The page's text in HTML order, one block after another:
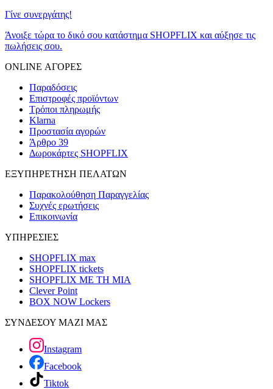
Γίνε συνεργάτης!
Άνοιξε τώρα το δικό σου κατάστημα SHOPFLIX και αύξησε τις
πωλήσεις σου.
ONLINE ΑΓΟΡΕΣ
Παραδόσεις
Επιστροφές προϊόντων
Τρόποι πληρωμής
Klarna
Προστασία αγορών
Άρθρο 39
Δωροκάρτες SHOPFLIX
ΕΞΥΠΗΡΕΤΗΣΗ ΠΕΛΑΤΩΝ
Παρακολούθηση Παραγγελίας
Συχνές ερωτήσεις
Επικοινωνία
ΥΠΗΡΕΣΙΕΣ
SHOPFLIX max
SHOPFLIX tickets
SHOPFLIX ΜΕ ΤΗ ΜΙΑ
Clever Point
BOX NOW Lockers
ΣΥΝΔΕΣΟΥ ΜΑΖΙ ΜΑΣ
Instagram
Facebook
Tiktok